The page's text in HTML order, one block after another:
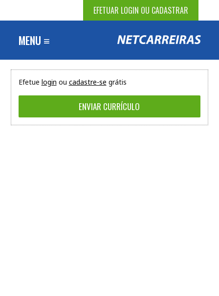
EFETUAR LOGIN OU CADASTRAR
MENU ≡
Efetue login ou cadastre-se grátis